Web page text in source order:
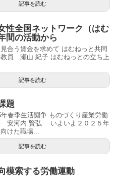
記事を読む
性全国ネットワーク（はむ
間の活動から
合う賃金を求めて はむねっと共同
員 瀬山 紀子 はむねっとの立ち上
記事を読む
題
春季生活闘争 ものづくり産業労働
安河内 賢弘 いよいよ２０２５年
けた職場...
記事を読む
模索する労働運動